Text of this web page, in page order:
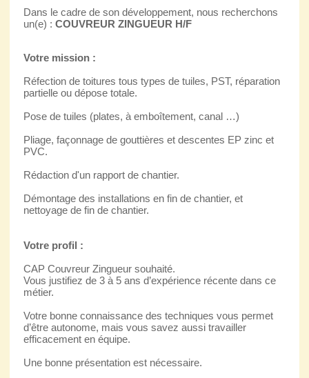
Dans le cadre de son développement, nous recherchons
un(e) : COUVREUR ZINGUEUR H/F
Votre mission :
Réfection de toitures tous types de tuiles, PST, réparation
partielle ou dépose totale.
Pose de tuiles (plates, à emboîtement, canal …)
Pliage, façonnage de gouttières et descentes EP zinc et
PVC.
Rédaction d'un rapport de chantier.
Démontage des installations en fin de chantier, et
nettoyage de fin de chantier.
Votre profil :
CAP Couvreur Zingueur souhaité.
Vous justifiez de 3 à 5 ans d’expérience récente dans ce
métier.
Votre bonne connaissance des techniques vous permet
d’être autonome, mais vous savez aussi travailler
efficacement en équipe.
Une bonne présentation est nécessaire.